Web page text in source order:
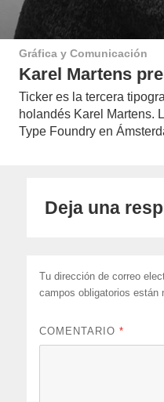
Gráfica y Comunicación
Karel Martens
Ticker es la tercera
holandés Karel Martens.
Type Foundry en
Deja una
Tu dirección de correo
campos obligatorios
COMENTARIO*